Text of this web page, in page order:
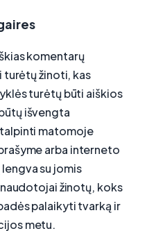
komentarų
turėtų žinoti, kas
turėtų būti aiškios
išvengta
matomoje
arba interneto
su jomis
žinotų, koks
palaikyti tvarką ir
metu.